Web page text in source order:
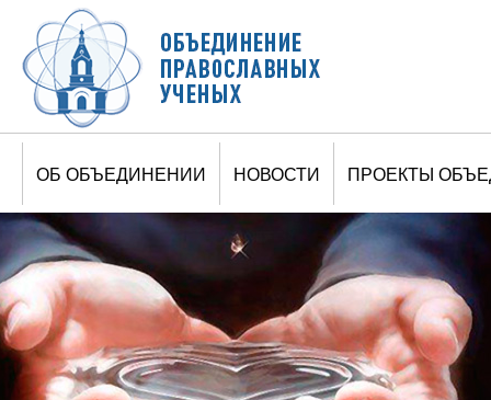
ОБ ОБЪЕДИНЕНИИ НОВОСТИ ПРОЕКТЫ